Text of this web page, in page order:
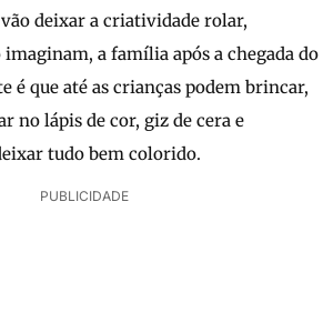
deixar a criatividade rolar,
a família após a chegada do
é que até as crianças podem brincar,
no lápis de cor, giz de cera e
tudo bem colorido.
PUBLICIDADE